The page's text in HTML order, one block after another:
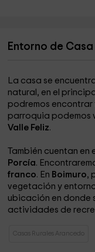
Entorno de
La casa se
natural, en el
podremos encontrar
parroquia podemos
Valle Feliz.
También cuentan en
Porcía.
franco. En Boimuro,
vegetación y
ubicación en donde
actividades de
Casas Rurales Arancedo